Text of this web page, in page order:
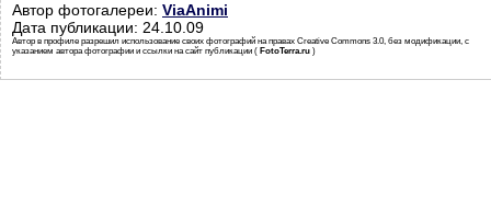
Автор фотогалереи: ViaAnimi
Дата публикации: 24.10.09
Автор в профиле разрешил использование своих фотографий на правах Creative Commons 3.0, без модификации, с
указанием автора фотографии и ссылки на сайт публикации ( FotoTerra.ru )